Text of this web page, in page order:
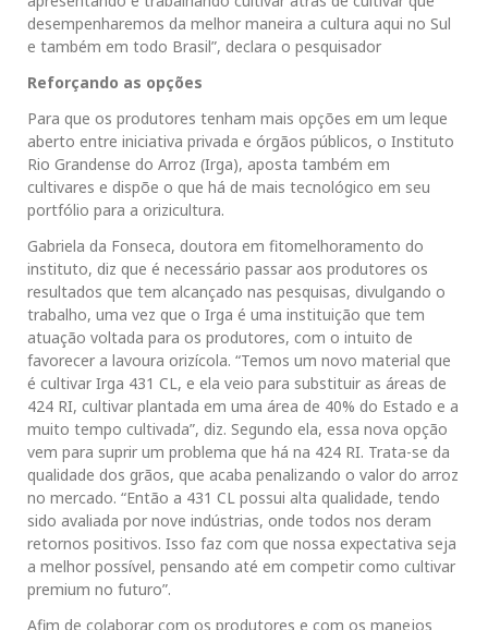
desempenharemos da melhor maneira a cultura aqui no Sul
e também em todo Brasil”, declara o pesquisador
Reforçando as opções
Para que os produtores tenham mais opções em um leque
aberto entre iniciativa privada e órgãos públicos, o Instituto
Rio Grandense do Arroz (Irga), aposta também em
cultivares e dispõe o que há de mais tecnológico em seu
portfólio para a orizicultura.
Gabriela da Fonseca, doutora em fitomelhoramento do
instituto, diz que é necessário passar aos produtores os
resultados que tem alcançado nas pesquisas, divulgando o
trabalho, uma vez que o Irga é uma instituição que tem
atuação voltada para os produtores, com o intuito de
favorecer a lavoura orizícola. “Temos um novo material que
é cultivar Irga 431 CL, e ela veio para substituir as áreas de
424 RI, cultivar plantada em uma área de 40% do Estado e a
muito tempo cultivada”, diz. Segundo ela, essa nova opção
vem para suprir um problema que há na 424 RI. Trata-se da
qualidade dos grãos, que acaba penalizando o valor do arroz
no mercado. “Então a 431 CL possui alta qualidade, tendo
sido avaliada por nove indústrias, onde todos nos deram
retornos positivos. Isso faz com que nossa expectativa seja
a melhor possível, pensando até em competir como cultivar
premium no futuro”.
Afim de colaborar com os produtores e com os manejos